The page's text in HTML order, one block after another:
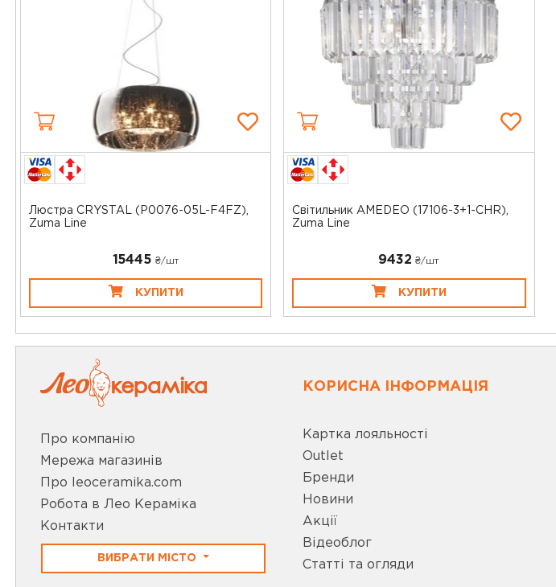
Люстра CRYSTAL (P0076-05L-F4FZ),
Zuma Line
15445 ₴/шт
КУПИТИ
Світильник AMEDEO (17106-3+1-CHR),
Zuma Line
9432 ₴/шт
КУПИТИ
Про компанію
Мережа магазинів
Про leoceramika.com
Робота в Лео Кераміка
Контакти
ВИБРАТИ МІСТО
КОРИСНА ІНФОРМАЦІЯ
Картка лояльності
Outlet
Бренди
Новини
Акції
Відеоблог
Статті та огляди